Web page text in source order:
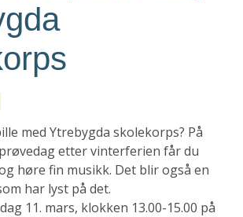
med Ytrebygda skolekorps? På
etter vinterferien får du
høre fin musikk. Det blir også en
har lyst på det.
11. mars, klokken 13.00-15.00 på